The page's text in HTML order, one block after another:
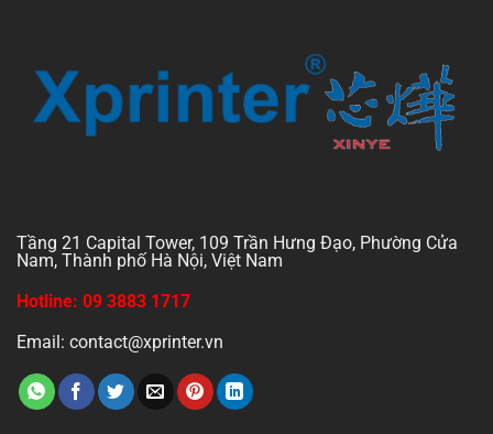
Tầng 21 Capital Tower, 109 Trần Hưng Đạo, Phường Cửa
Nam, Thành phố Hà Nội, Việt Nam
Hotline: 09 3883 1717
Email: contact@xprinter.vn